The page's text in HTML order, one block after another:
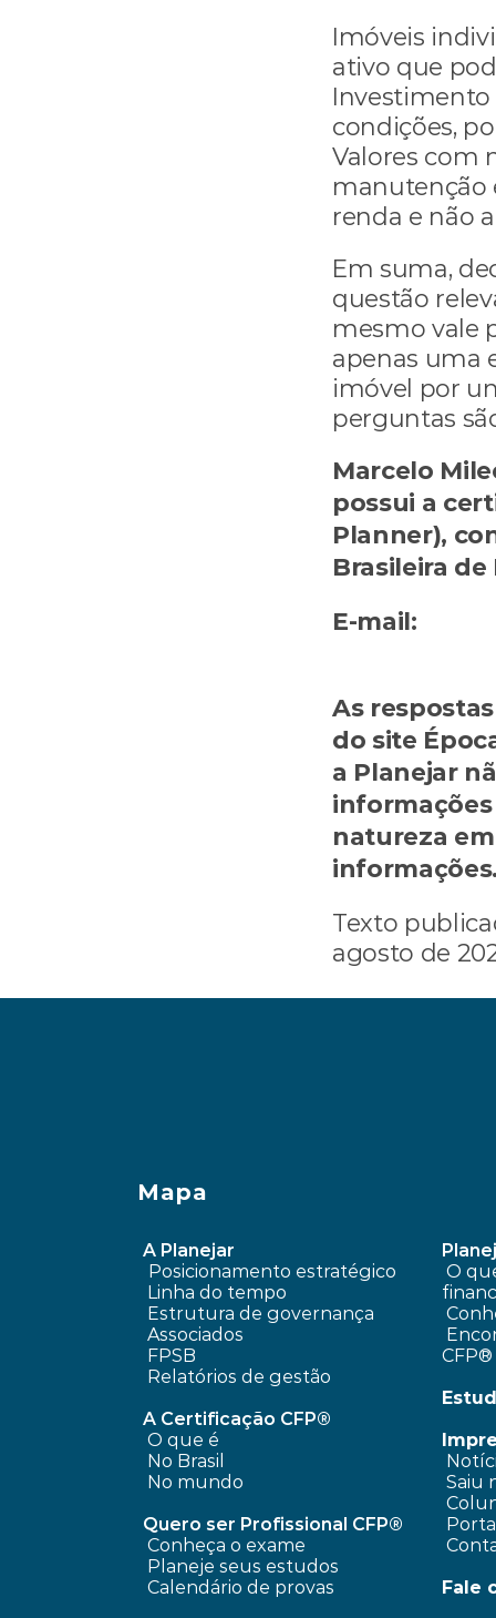
Imóveis
ativo que
condições,
Valores com
manutenção
renda e não
Em suma,
questão
mesmo vale
apenas uma
imóvel por
perguntas
Marcelo
possui a
Planner),
Brasileira
E-mail:
As
do site
a Planejar
natureza
Texto
agosto de
A Planejar
Posicionamento estratégico
Linha do tempo
Estrutura de governança
Associados
FPSB
Relatórios de gestão
A Certificação CFP®
O que é
No Brasil
No mundo
Quero ser Profissional CFP®
Conheça o exame
Planeje seus estudos
Calendário de provas
CFP®
Saiu
Fale
Mapa